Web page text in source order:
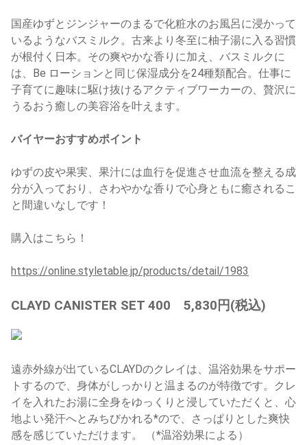
国産ゆずとジンジャーのまるで化粧水のお風呂に浸かって
いるようなバスミルク。古来より冬至に柚子湯に入る習慣
が根付く日本。その爽やかな香りに加え、バスミルクに
は、Be ローションと同じ保湿成分を24種類配合。仕事に
子育てに趣味に駆け抜けるアクティブワーカーの、贅沢に
うるおう癒しの美容浴を叶えます。
バイヤーおすすめポイント
ゆずの皮や果実、果汁には血行を促進させ血流を整える成
分が入っており、さわやかな香りで心身ともに癒されるこ
と間違いなしです！
購入はこちら！
https://online.styletable.jp/products/detail/1983
CLAYD CANISTER SET 400 5,830円(税込)
遠赤外線が出ているCLAYDのクレイは、温浴効果をサポー
トするので、身体がしっかりと温まるのが特徴です。クレ
イを入れたお湯に全身をゆっくりと浸していただくと、心
地よい発汗へとみちびかれる*ので、さっぱりとした爽快
感を感じていただけます。 （*温浴効果による）